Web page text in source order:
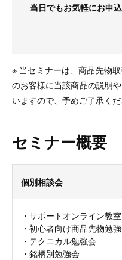
当日でもお気軽にお申
※ 当セミナーは、商品先物
のお客様に当該商品の説明
いますので、予めご了承くだ
セミナー概要
個別相談会
・サポートオンライン教室
・初心者向け商品先物勉
・テクニカル勉強会
・銘柄別勉強会